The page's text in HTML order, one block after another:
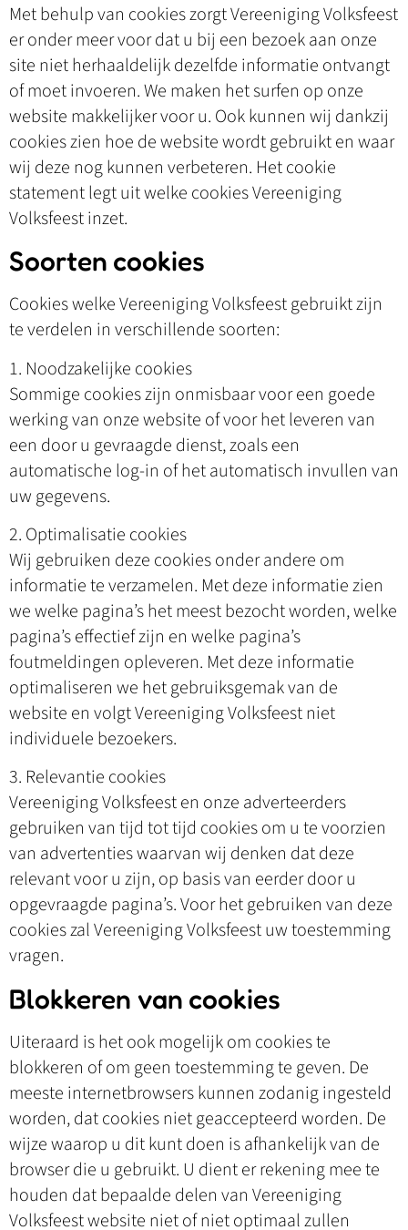
Met behulp van cookies zorgt Vereeniging Volksfeest
er onder meer voor dat u bij een bezoek aan onze
site niet herhaaldelijk dezelfde informatie ontvangt
of moet invoeren. We maken het surfen op onze
website makkelijker voor u. Ook kunnen wij dankzij
cookies zien hoe de website wordt gebruikt en waar
wij deze nog kunnen verbeteren. Het cookie
statement legt uit welke cookies Vereeniging
Volksfeest inzet.
Soorten cookies
Cookies welke Vereeniging Volksfeest gebruikt zijn
te verdelen in verschillende soorten:
1. Noodzakelijke cookies
Sommige cookies zijn onmisbaar voor een goede
werking van onze website of voor het leveren van
een door u gevraagde dienst, zoals een
automatische log-in of het automatisch invullen van
uw gegevens.
2. Optimalisatie cookies
Wij gebruiken deze cookies onder andere om
informatie te verzamelen. Met deze informatie zien
we welke pagina’s het meest bezocht worden, welke
pagina’s effectief zijn en welke pagina’s
foutmeldingen opleveren. Met deze informatie
optimaliseren we het gebruiksgemak van de
website en volgt Vereeniging Volksfeest niet
individuele bezoekers.
3. Relevantie cookies
Vereeniging Volksfeest en onze adverteerders
gebruiken van tijd tot tijd cookies om u te voorzien
van advertenties waarvan wij denken dat deze
relevant voor u zijn, op basis van eerder door u
opgevraagde pagina’s. Voor het gebruiken van deze
cookies zal Vereeniging Volksfeest uw toestemming
vragen.
Blokkeren van cookies
Uiteraard is het ook mogelijk om cookies te
blokkeren of om geen toestemming te geven. De
meeste internetbrowsers kunnen zodanig ingesteld
worden, dat cookies niet geaccepteerd worden. De
wijze waarop u dit kunt doen is afhankelijk van de
browser die u gebruikt. U dient er rekening mee te
houden dat bepaalde delen van Vereeniging
Volksfeest website niet of niet optimaal zullen